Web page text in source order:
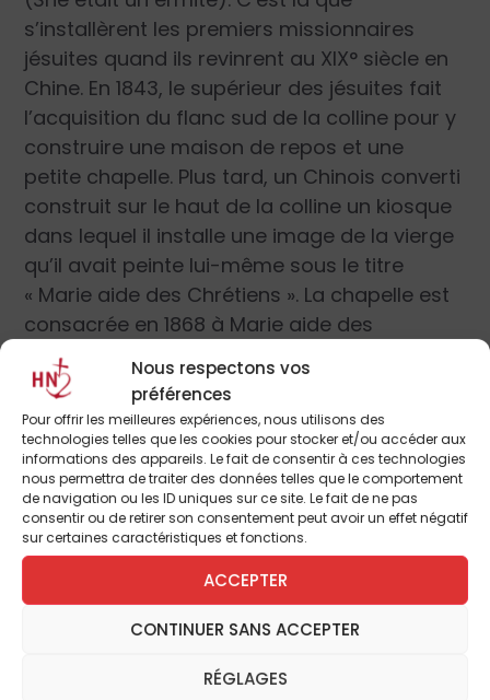
Nous respectons vos
préférences
Pour offrir les meilleures expériences, nous utilisons des
technologies telles que les cookies pour stocker et/ou accéder aux
informations des appareils. Le fait de consentir à ces technologies
nous permettra de traiter des données telles que le comportement
de navigation ou les ID uniques sur ce site. Le fait de ne pas
consentir ou de retirer son consentement peut avoir un effet négatif
sur certaines caractéristiques et fonctions.
ACCEPTER
CONTINUER SANS ACCEPTER
RÉGLAGES
s’installèrent les premiers missionnaires
jésuites quand ils revinrent au XIX° siècle en
Chine. En 1843, le supérieur des jésuites fait
l’acquisition du flanc sud de la colline pour y
construire une maison de repos et une
petite chapelle. Plus tard, un Chinois converti
construit sur le haut de la colline un kiosque
dans lequel il installe une image de la vierge
qu’il avait peinte lui-même sous le titre
« Marie aide des Chrétiens ». La chapelle est
consacrée en 1868 à Marie aide des
Chrétiens. A partir de là, le sanctuaire va vite
devenir le sanctuaire national, une sorte de
Lourdes chinois. Le pèlerinage national se
déroule tous les ans le 24 mai, fête de Marie
auxiliatrice. En 1871 est entrepris la
construction d’une basilique sur le haut de la
colline. En 1924, les évêques chinois
consacrent leur pays à Marie et une
gigantesque statue de la Vierge portant
l’enfant est placée sur le haut de la basilique.
hauteur sera détruite pendant la Révolution